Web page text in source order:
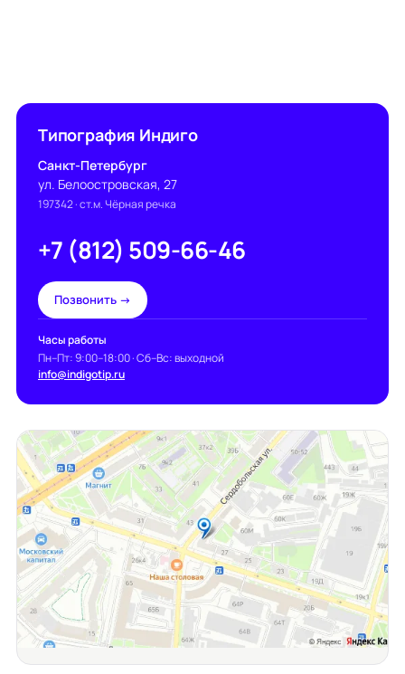
Типография Индиго
Санкт-Петербург
ул. Белоостровская, 27
197342· ст.м. Чёрная речка
+7 (812) 509-66-46
Позвонить →
Часы работы
Пн–Пт: 9:00–18:00 · Сб–Вс: выходной
info@indigotip.ru